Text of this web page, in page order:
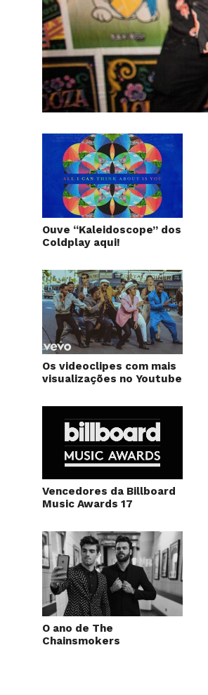
Ouve “Kaleidoscope” dos
Coldplay aqui!
Os videoclipes com mais
visualizações no Youtube
Vencedores da Billboard
Music Awards 17
O ano de The
Chainsmokers